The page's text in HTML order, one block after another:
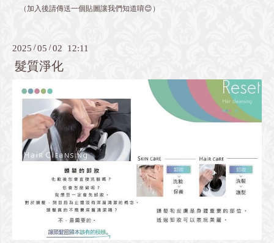
（加入後請傳送一個貼圖讓我們知道唷😊）
2025 /05 /02 12:11
髮質淨化